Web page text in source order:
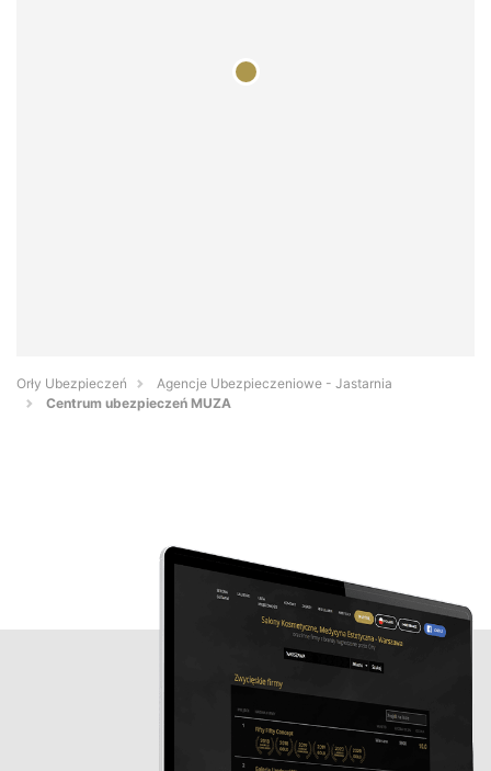
Orły Ubezpieczeń
Agencje Ubezpieczeniowe - Jastarnia
Centrum ubezpieczeń MUZA